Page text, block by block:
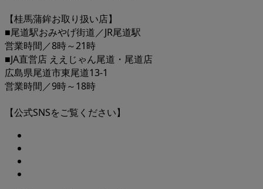
【桂馬蒲鉾お取り扱い店】
■尾道駅おみやげ街道／JR尾道駅
営業時間／8時～21時
■JA直営店 ええじゃん尾道・尾道店
広島県尾道市東尾道13-1
営業時間／9時～18時
【公式SNSをご覧ください】